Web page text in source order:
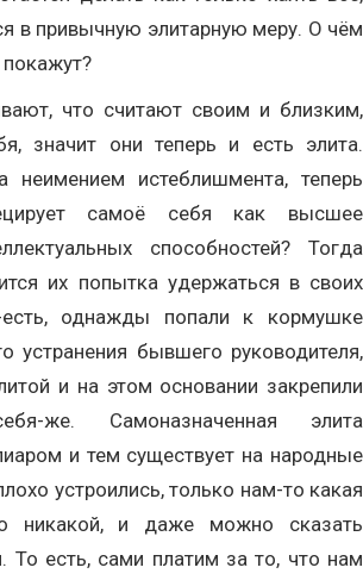
в привычную элитарную меру. О чём
покажут?
что считают своим и близким,
значит они теперь и есть элита.
неимением истеблишмента, теперь
самоё себя как высшее
способностей? Тогда
их попытка удержаться в своих
есть, однажды попали к кормушке
устранения бывшего руководителя,
и на этом основании закрепили
же. Самоназначенная элита
и тем существует на народные
устроились, только нам-то какая
никакой, и даже можно сказать
То есть, сами платим за то, что нам